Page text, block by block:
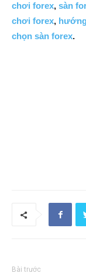
chơi forex, sàn
chơi forex,
chọn sàn forex.
Bài trước